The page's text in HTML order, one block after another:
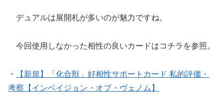
デュアルは展開札が多いのが魅力ですね。
今回使用しなかった相性の良いカードはコチラを参照。
・
【新規】「化合獣」好相性サポートカード 私的評価・
考察【インベイジョン・オブ・ヴェノム】